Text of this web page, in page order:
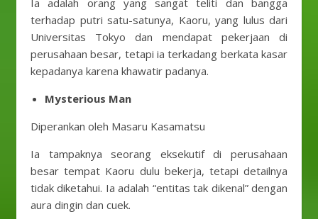
terhadap putri satu-satunya, Kaoru, yang lulus dari
Universitas Tokyo dan mendapat pekerjaan di
perusahaan besar, tetapi ia terkadang berkata kasar
kepadanya karena khawatir padanya.
Mysterious Man
Diperankan oleh Masaru Kasamatsu
Ia tampaknya seorang eksekutif di perusahaan
besar tempat Kaoru dulu bekerja, tetapi detailnya
tidak diketahui. Ia adalah “entitas tak dikenal” dengan
aura dingin dan cuek.